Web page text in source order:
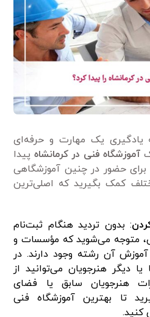
یادگیری یک مهارت و حرفه‌ای
آموزشگاه فنی در کرمانشاه پیدا
برای حضور در چنین آموزشگاهی
کمک بگیرید که اصلی‌ترین
: بدون تردید هنگام ثبت‌نام
متوجه می‌شوید که مؤسسات و
آموزش آن رشته وجود دارند. در
دیگر هنرجویان می‌توانید از
هنرجویان سابق یا فضای
تا بهترین آموزشگاه فنی
کنید.